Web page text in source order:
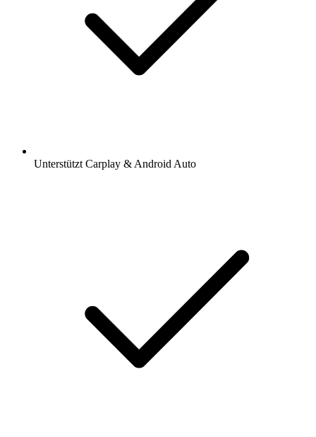
Unterstützt Carplay & Android Auto